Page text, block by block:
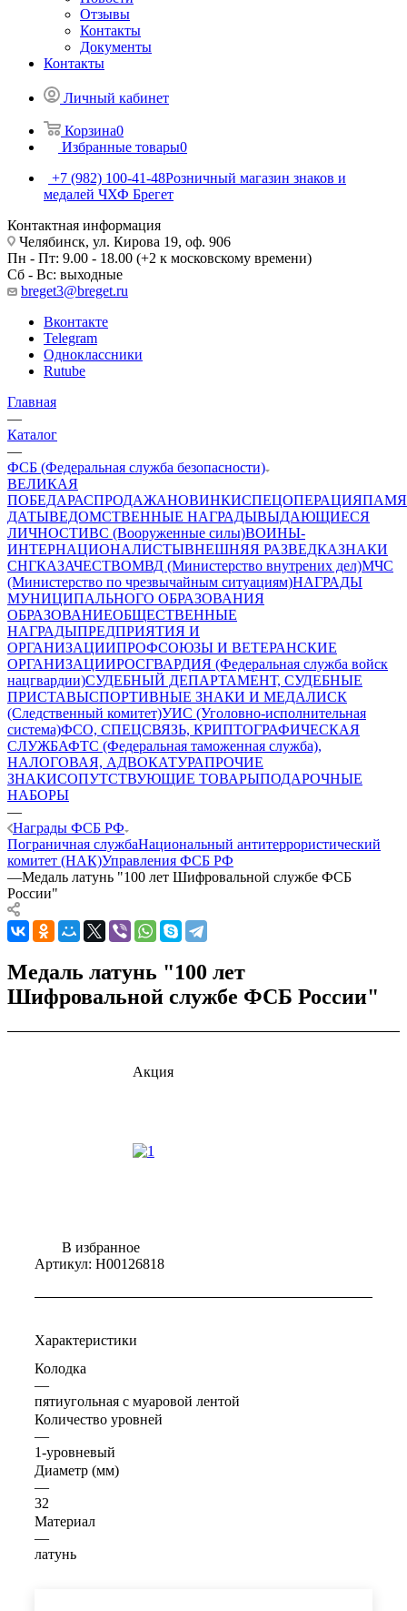
Отзывы
Контакты
Документы
Контакты
Личный кабинет
Корзина0
Избранные товары0
+7 (982) 100-41-48Розничный магазин знаков и
медалей ЧХФ Брегет
Контактная информация
Челябинск, ул. Кирова 19, оф. 906
Пн - Пт: 9.00 - 18.00 (+2 к московскому времени)
Сб - Вс: выходные
breget3@breget.ru
Вконтакте
Telegram
Одноклассники
Rutube
Главная
—
Каталог
—
ФСБ (Федеральная служба безопасности)
ВЕЛИКАЯ
ПОБЕДАРАСПРОДАЖАНОВИНКИСПЕЦОПЕРАЦИЯ
ДАТЫВЕДОМСТВЕННЫЕ НАГРАДЫВЫДАЮЩИЕСЯ
ЛИЧНОСТИВС (Вооруженные силы)ВОИНЫ-
ИНТЕРНАЦИОНАЛИСТЫВНЕШНЯЯ РАЗВЕДКАЗНАКИ
СНГКАЗАЧЕСТВОМВД (Министерство внутрених дел)МЧС
(Министерство по чрезвычайным ситуациям)НАГРАДЫ
МУНИЦИПАЛЬНОГО ОБРАЗОВАНИЯ
ОБРАЗОВАНИЕОБЩЕСТВЕННЫЕ
НАГРАДЫПРЕДПРИЯТИЯ И
ОРГАНИЗАЦИИПРОФСОЮЗЫ И ВЕТЕРАНСКИЕ
ОРГАНИЗАЦИИРОСГВАРДИЯ (Федеральная служба войск
нацгвардии)СУДЕБНЫЙ ДЕПАРТАМЕНТ, СУДЕБНЫЕ
ПРИСТАВЫСПОРТИВНЫЕ ЗНАКИ И МЕДАЛИСК
(Следственный комитет)УИС (Уголовно-исполнительная
система)ФСО, СПЕЦСВЯЗЬ, КРИПТОГРАФИЧЕСКАЯ
СЛУЖБАФТС (Федеральная таможенная служба),
НАЛОГОВАЯ, АДВОКАТУРАПРОЧИЕ
ЗНАКИСОПУТСТВУЮЩИЕ ТОВАРЫПОДАРОЧНЫЕ
НАБОРЫ
—
Награды ФСБ РФ
Пограничная службаНациональный антитеррористический
комитет (НАК)Управления ФСБ РФ
—Медаль латунь "100 лет Шифровальной службе ФСБ
России"
Медаль латунь "100 лет
Шифровальной службе ФСБ России"
Акция
В избранное
Артикул: Н00126818
Характеристики
Колодка
—
пятиугольная с муаровой лентой
Количество уровней
—
1-уровневый
Диаметр (мм)
—
32
Материал
—
латунь